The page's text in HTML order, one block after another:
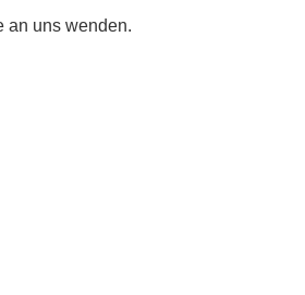
an uns wenden.